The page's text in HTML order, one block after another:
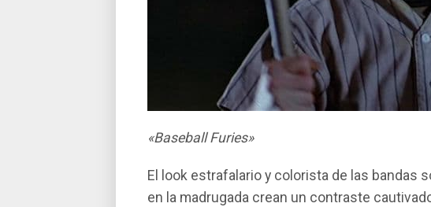
«Baseball Furies»
El look estrafalario y colorista de las bandas
en la madrugada crean un contraste